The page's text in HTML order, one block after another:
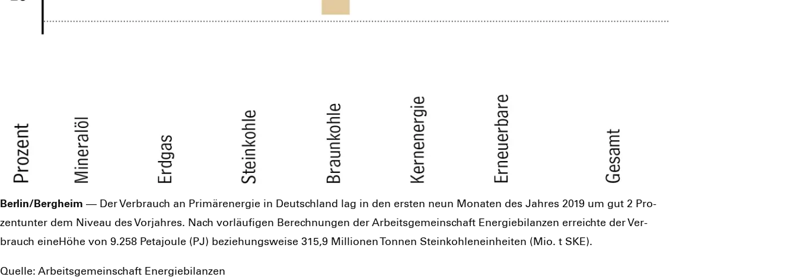
Berlin/Bergheim — Der Ver­brauch an Pri­mär­ener­gie in Deutsch­land lag in den ers­ten neun Mona­ten des Jah­res 2019 um gut 2 Pro­
zent­un­ter dem Niveau des Vor­jah­res. Nach vor­läu­fi­gen Berech­nun­gen der Arbeits­ge­mein­schaft Ener­gie­bi­lan­zen erreich­te der Ver­
brauch eineHö­he von 9.258 Peta­joule (PJ) bezie­hungs­wei­se 315,9 Mil­lio­nen Ton­nen Stein­koh­len­ein­hei­ten (Mio. t SKE).
Quel­le: Arbeits­ge­mein­schaft Ener­gie­bi­lan­zen